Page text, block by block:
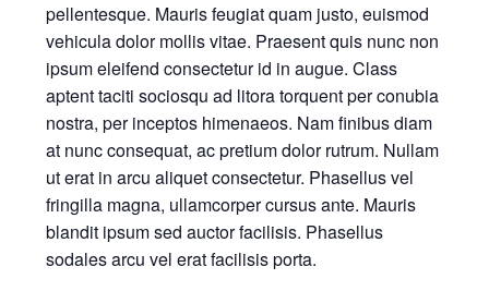
pellentesque. Mauris feugiat quam justo, euismod
vehicula dolor mollis vitae. Praesent quis nunc non
ipsum eleifend consectetur id in augue. Class
aptent taciti sociosqu ad litora torquent per conubia
nostra, per inceptos himenaeos. Nam finibus diam
at nunc consequat, ac pretium dolor rutrum. Nullam
ut erat in arcu aliquet consectetur. Phasellus vel
fringilla magna, ullamcorper cursus ante. Mauris
blandit ipsum sed auctor facilisis. Phasellus
sodales arcu vel erat facilisis porta.